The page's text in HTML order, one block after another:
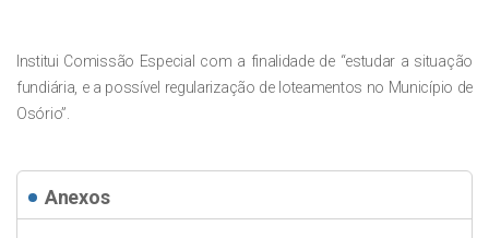
Institui Comissão Especial com a finalidade de “estudar a situação
fundiária, e a possível regularização de loteamentos no Município de
Osório”.
Anexos